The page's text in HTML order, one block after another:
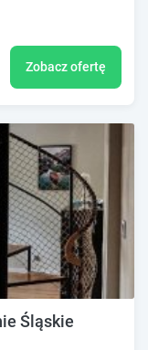
Zobacz ofertę
Śląskie